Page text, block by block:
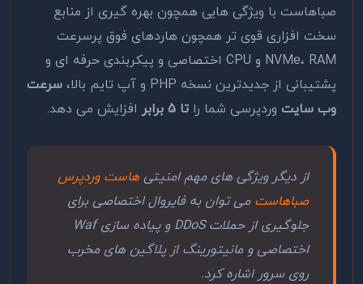
صباهاست با ویژگی هایی همچون بهره گیری از منابع
سخت افزاری قوی تر همچون هاردهای فوق پرسرعت
NVMe، RAM و CPU اختصاصی و پیکربندی حرفه ای و
پشتیبانی از جدیدترین نسخه PHP و آپ تایم بالا،
سرعت
وب سایت وردپرسی شما را تا 5 برابر افزایش می دهد.
از دیگر ویژگی های مهم امنیتی هاست وردپرس
صباهاست می توان به فایروال اختصاصی برای
جلوگیری از حملات DDoS و پیاده سازی Waf
اختصاصی و مانیتورینگ از پلاگین های مخرب
روی سرور اشاره کرد.